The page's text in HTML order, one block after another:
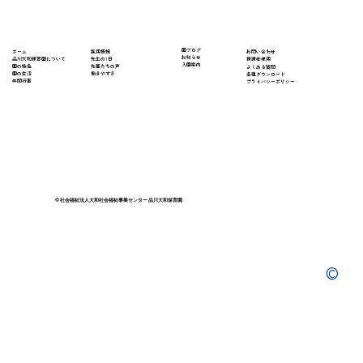
© 社会福祉法人大和社会福祉事業センター 品川大和保育園
​お問い合わせ
保護者様用
よくある質問
​各種ダウンロード
プライバシーポリシー
​園ブログ
お知らせ
入園案内
採用情報
先生の1日
先輩たちの声
働きやすさ
ホーム
​品川大和保育園について
園の特色
園の生活
年間行事
©